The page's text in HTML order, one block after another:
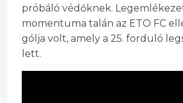
próbáló védőknek.
momentuma talán az ETO FC
gólja volt, amely a 25. forduló
lett.